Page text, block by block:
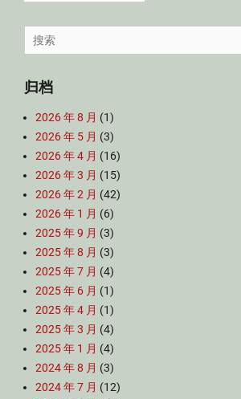
Search
for:
归档
2026 年 8 月 (1)
2026 年 5 月 (3)
2026 年 4 月 (16)
2026 年 3 月 (15)
2026 年 2 月 (42)
2026 年 1 月 (6)
2025 年 9 月 (3)
2025 年 8 月 (3)
2025 年 7 月 (4)
2025 年 6 月 (1)
2025 年 4 月 (1)
2025 年 3 月 (4)
2025 年 1 月 (4)
2024 年 8 月 (3)
2024 年 7 月 (12)